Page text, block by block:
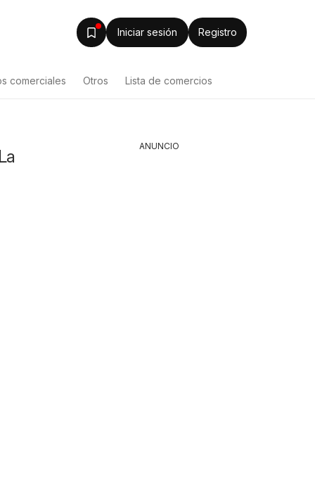
Iniciar sesión Registro
comerciales Otros Lista de comercios
ANUNCIO